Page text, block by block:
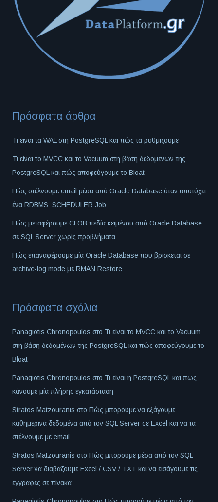
Πρόσφατα άρθρα
Τι είναι τα WAL στη PostgreSQL και πώς τα ρυθμίζουμε
Τι είναι το MVCC και το Vacuum στη βάση δεδομένων της
PostgreSQL και πώς αποφεύγουμε το Bloat
Πώς στέλνουμε email μέσα από Oracle Database όταν αποτύχει
ένα RDBMS_SCHEDULER Job
Πώς μεταφέρουμε CLOB πεδία κειμένου από Oracle Database
σε SQL Server χωρίς προβλήματα
Πώς επαναφέρουμε μία Oracle Database που βρίσκεται σε
archive-log mode με RMAN Restore
Πρόσφατα σχόλια
Panagiotis Chronopoulos στο Τι είναι το MVCC και το Vacuum
στη βάση δεδομένων της PostgreSQL και πώς αποφεύγουμε το
Bloat
Panagiotis Chronopoulos στο Τι είναι η PostgreSQL και πως
κάνουμε μία πλήρης εγκατάσταση
Stratos Matzouranis στο Πώς μπορούμε να εξάγουμε
καθημερινά δεδομένα από τον SQL Server σε Excel και να τα
στέλνουμε με email
Stratos Matzouranis στο Πώς μπορούμε μέσα από τον SQL
Server να διαβάζουμε Excel / CSV / TXT και να εισάγουμε τις
εγγραφές σε πίνακα